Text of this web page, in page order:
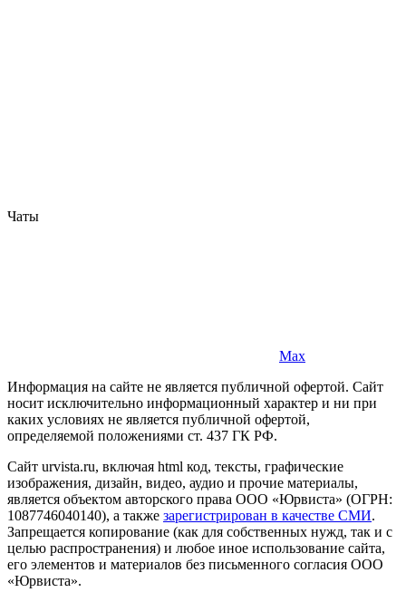
Чаты
Max
Информация на сайте не является публичной офертой. Cайт
носит исключительно информационный характер и ни при
каких условиях не является публичной офертой,
определяемой положениями ст. 437 ГК РФ.
Сайт urvista.ru, включая html код, тексты, графические
изображения, дизайн, видео­, аудио­ и прочие материалы,
является объектом авторского права ООО «Юрвиста» (ОГРН:
1087746040140), а также зарегистрирован в качестве СМИ.
Запрещается копирование (как для собственных нужд, так и с
целью распространения) и любое иное использование сайта,
его элементов и материалов без письменного согласия ООО
«Юрвиста».